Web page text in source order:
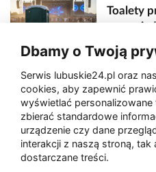
Toalety
sceny,
Matka z
Dbamy o Twoją
Serwis lubuskie24.pl oraz
cookies, aby zapewnić
wyświetlać
zbierać standardowe
urządzenie czy dane
interakcji z naszą stroną,
dostarczane treści.